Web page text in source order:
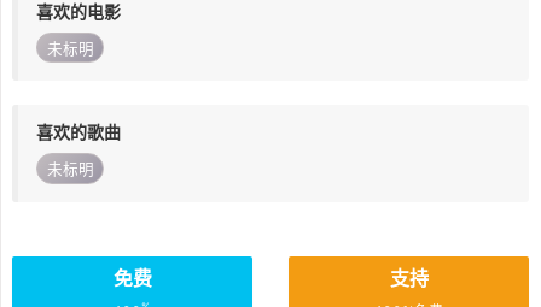
喜欢的电影
未标明
喜欢的歌曲
未标明
免费 支持